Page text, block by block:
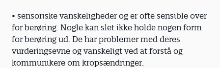
• sensoriske vanskeligheder og er ofte sensible over
for berøring. Nogle kan slet ikke holde nogen form
for berøring ud. De har problemer med deres
vurderingsevne og vanskeligt ved at forstå og
kommunikere om kropsændringer.